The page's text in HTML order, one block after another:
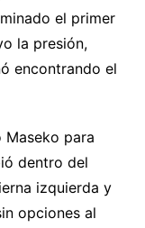
el primer
la presión,
encontrando el
para
dentro del
izquierda y
opciones al